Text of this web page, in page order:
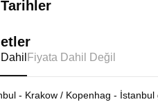
Fiyata Dahil Değil
- Krakow / Kopenhag -